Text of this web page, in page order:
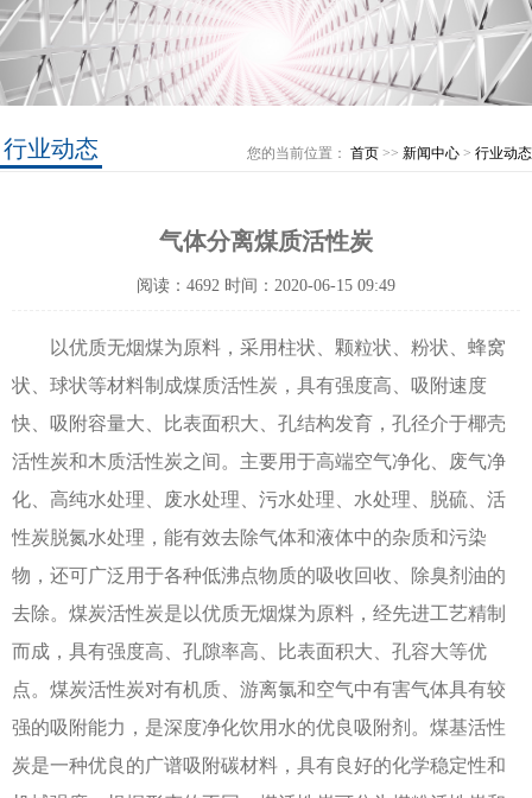
行业动态 您的当前位置： 首页 >> 新闻中心 > 行业动态
气体分离煤质活性炭
阅读：4692 时间：2020-06-15 09:49
以优质无烟煤为原料，采用柱状、颗粒状、粉状、蜂窝
状、球状等材料制成煤质活性炭，具有强度高、吸附速度
快、吸附容量大、比表面积大、孔结构发育，孔径介于椰壳
活性炭和木质活性炭之间。主要用于高端空气净化、废气净
化、高纯水处理、废水处理、污水处理、水处理、脱硫、活
性炭脱氮水处理，能有效去除气体和液体中的杂质和污染
物，还可广泛用于各种低沸点物质的吸收回收、除臭剂油的
去除。煤炭活性炭是以优质无烟煤为原料，经先进工艺精制
而成，具有强度高、孔隙率高、比表面积大、孔容大等优
点。煤炭活性炭对有机质、游离氯和空气中有害气体具有较
强的吸附能力，是深度净化饮用水的优良吸附剂。煤基活性
炭是一种优良的广谱吸附碳材料，具有良好的化学稳定性和